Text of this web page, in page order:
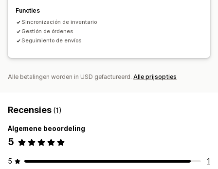
Functies
Sincronización de inventario
Gestión de órdenes
Seguimiento de envíos
Alle betalingen worden in USD gefactureerd. Alle prijsopties
Recensies (1)
Algemene beoordeling
5
5 1